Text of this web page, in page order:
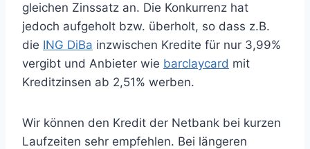
gleichen Zinssatz an. Die Konkurrenz hat
jedoch aufgeholt bzw. überholt, so dass z.B.
die ING DiBa inzwischen Kredite für nur 3,99%
vergibt und Anbieter wie barclaycard mit
Kreditzinsen ab 2,51% werben.
Wir können den Kredit der Netbank bei kurzen
Laufzeiten sehr empfehlen. Bei längeren